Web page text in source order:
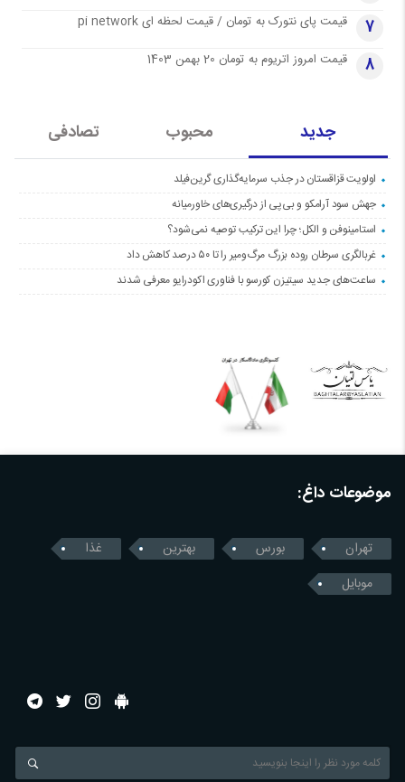
7 قیمت پای نتورک به تومان / قیمت لحظه ای pi network
8 قیمت امروز اتریوم به تومان 20 بهمن 1403
جدید محبوب تصادفی
اولویت قزاقستان در جذب سرمایه‌گذاری گرین‌فیلد
جهش سود آرامکو و بی‌پی از درگیری‌های خاورمیانه
استامینوفن و الکل؛ چرا این ترکیب توصیه نمی‌شود؟
غربالگری سرطان روده بزرگ مرگ‌ومیر را تا ۵۰ درصد کاهش داد
ساعت‌های جدید سیتیزن کورسو با فناوری اکودرایو معرفی شدند
موضوعات داغ:
تهران بورس بهترین
غذا
موبایل